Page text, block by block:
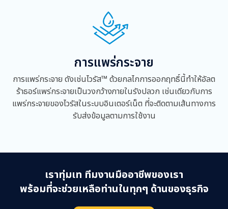
การแพร่กระจาย
การแพร่กระจาย ดังเช่นไวรัส™ ด้วยกลไกการออกฤทธิ์นี้ทำให้อัลต
ร้าธอร์แพร่กระจายเป็นวงกว้างภายในรังปลวก เช่นเดียวกับการ
แพร่กระจายของไวรัสในระบบอินเตอร์เน็ต ที่จะติดตามเส้นทางการ
รับส่งข้อมูลตามการใช้งาน
เราทุ่มเท ทีมงานมืออาชีพของเรา
พร้อมที่จะช่วยเหลือท่านในทุกๆ ด้านของธุรกิจ